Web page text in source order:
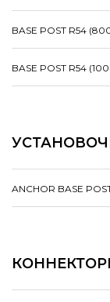
BASE POST R54
BASE POST R54
ANCHOR BASE